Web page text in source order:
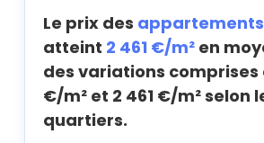
Le prix des appartements
atteint 2 461 €/m² en
des variations comprises
€/m² et 2 461 €/m² selon
quartiers.